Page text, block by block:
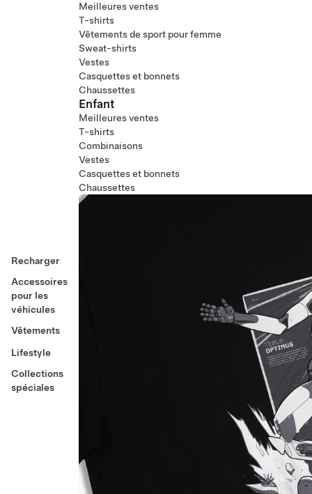
Recharger
Accessoires
pour les
véhicules
Vêtements
Lifestyle
Collections
spéciales
Meilleures ventes
T-shirts
Vêtements de sport pour femme
Sweat-shirts
Vestes
Casquettes et bonnets
Chaussettes
Enfant
Meilleures ventes
T-shirts
Combinaisons
Vestes
Casquettes et bonnets
Chaussettes